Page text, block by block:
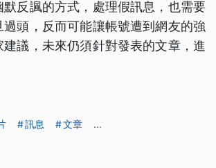
默反諷的方式，處理假訊息，也需要
頭，反而可能讓帳號遭到網友的強
議，未來仍須針對發表的文章，進
訊息 文章 ...